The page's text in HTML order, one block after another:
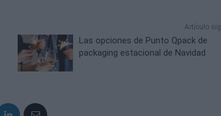
Artículo
Las opciones de Punto Qpack de
packaging estacional de Navidad